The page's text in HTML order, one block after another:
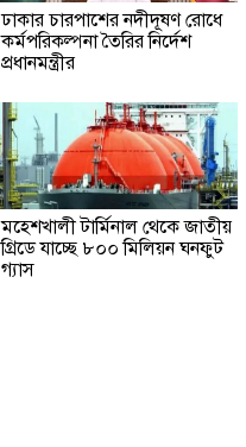
ঢাকার চারপাশের নদীদূষণ রোধে
কর্মপরিকল্পনা তৈরির নির্দেশ
প্রধানমন্ত্রীর
মহেশখালী টার্মিনাল থেকে জাতীয়
গ্রিডে যাচ্ছে ৮০০ মিলিয়ন ঘনফুট
গ্যাস